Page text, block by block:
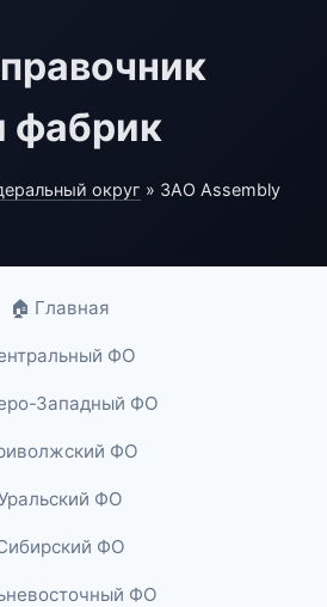
фабрик
округ » ЗАО Assembly
🏠 Главная
ФО
Западный ФО
ФО
ФО
ФО
ФО